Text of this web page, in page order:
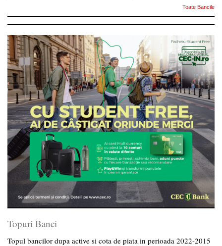
Toate Bancile
Topuri Banci
Topul bancilor dupa active si cota de piata in perioada 2022-2015